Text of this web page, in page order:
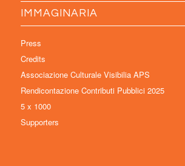
IMMAGINARIA
Press
Credits
Associazione Culturale Visibilia APS
Rendicontazione Contributi Pubblici 2025
5 x 1000
Supporters